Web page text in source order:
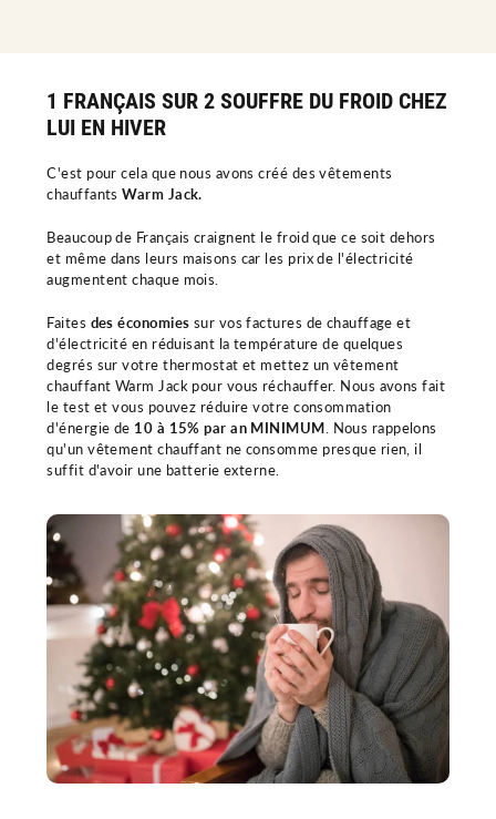
1 FRANÇAIS SUR 2 SOUFFRE DU FROID CHEZ
LUI EN HIVER
C'est pour cela que nous avons créé des vêtements
chauffantsWarm Jack.
Beaucoup de Français craignent le froid que ce soit dehors
et même dans leurs maisons car les prix de l'électricité
augmentent chaque mois.
Faites des économies sur vos factures de chauffage et
d'électricité en réduisant la température de quelques
degrés sur votre thermostat et mettez un vêtement
chauffant Warm Jack pour vous réchauffer. Nous avons fait
le test et vous pouvez réduire votre consommation
d'énergie de 10 à 15% par an MINIMUM. Nous rappelons
qu'un vêtement chauffant ne consomme presque rien, il
suffit d'avoir une batterie externe.